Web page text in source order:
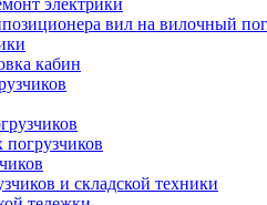
электрики
вил на вилочный
кабин
и складской техники